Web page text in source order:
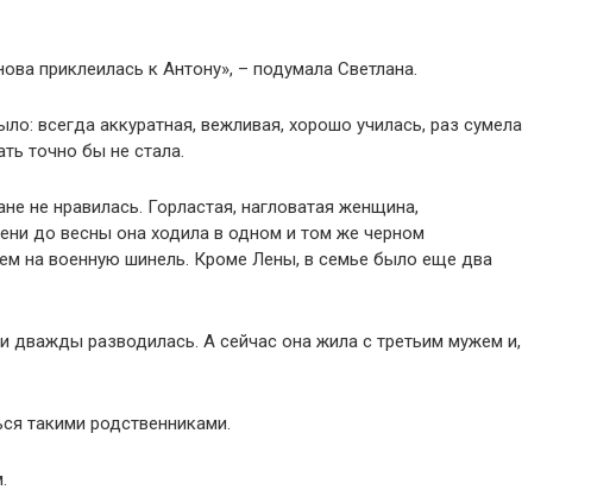
приклеилась к Антону», – подумала Светлана.
всегда аккуратная, вежливая, хорошо училась, раз сумела
точно бы не стала.
не нравилась. Горластая, нагловатая женщина,
до весны она ходила в одном и том же черном
на военную шинель. Кроме Лены, в семье было еще два
разводилась. А сейчас она жила с третьим мужем и,
такими родственниками.